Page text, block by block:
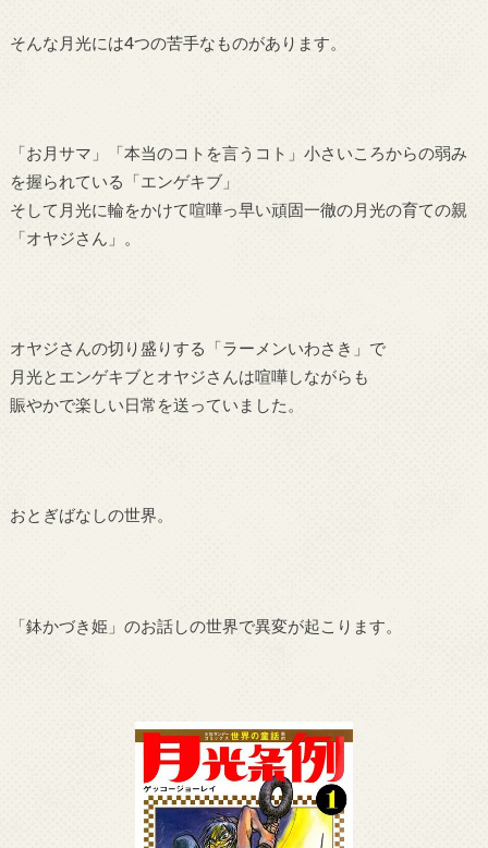
そんな月光には4つの苦手なものがあります。
「お月サマ」「本当のコトを言うコト」小さいころからの弱み
を握られている「エンゲキブ」
そして月光に輪をかけて喧嘩っ早い頑固一徹の月光の育ての親
「オヤジさん」。
オヤジさんの切り盛りする「ラーメンいわさき」で
月光とエンゲキブとオヤジさんは喧嘩しながらも
賑やかで楽しい日常を送っていました。
おとぎばなしの世界。
「鉢かづき姫」のお話しの世界で異変が起こります。